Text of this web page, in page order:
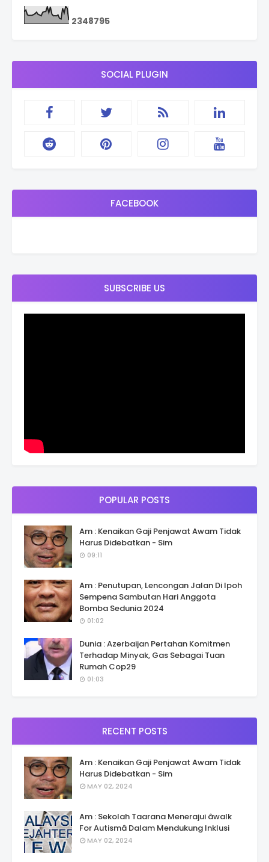
2348795
SOCIAL PLUGIN
FACEBOOK
SUBSCRIBE US
POPULAR POSTS
Am : Kenaikan Gaji Penjawat Awam Tidak
Harus Didebatkan - Sim
09:11
Am : Penutupan, Lencongan Jalan Di Ipoh
Sempena Sambutan Hari Anggota
Bomba Sedunia 2024
01:02
Dunia : Azerbaijan Pertahan Komitmen
Terhadap Minyak, Gas Sebagai Tuan
Rumah Cop29
01:03
RECENT POSTS
Am : Kenaikan Gaji Penjawat Awam Tidak
Harus Didebatkan - Sim
MAY 02, 2024
Am : Sekolah Taarana Menerajui âwalk
For Autismâ Dalam Mendukung Inklusi
MAY 02, 2024